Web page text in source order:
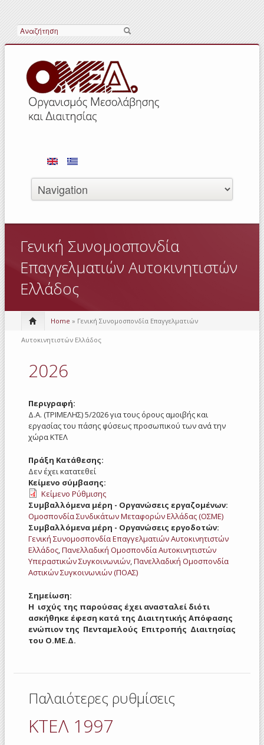
Search
Γενική Συνομοσπονδία
Επαγγελματιών Αυτοκινητιστών
Ελλάδος
Home » Γενική Συνομοσπονδία Επαγγελματιών
Αυτοκινητιστών Ελλάδος
2026
Περιγραφή:
Δ.Α. (ΤΡΙΜΕΛΗΣ) 5/2026 για τους όρους αμοιβής και
εργασίας του πάσης φύσεως προσωπικού των ανά την
χώρα ΚΤΕΛ
Πράξη Κατάθεσης:
Δεν έχει κατατεθεί
Κείμενο σύμβασης:
Κείμενο Ρύθμισης
Συμβαλλόμενα μέρη - Οργανώσεις εργαζομένων:
Ομοσπονδία Συνδικάτων Μεταφορών Ελλάδας (ΟΣΜΕ)
Συμβαλλόμενα μέρη - Οργανώσεις εργοδοτών:
Γενική Συνομοσπονδία Επαγγελματιών Αυτοκινητιστών
Ελλάδος,Πανελλαδική Ομοσπονδία Αυτοκινητιστών
Υπεραστικών Συγκοινωνιών,Πανελλαδική Ομοσπονδία
Αστικών Συγκοινωνιών (ΠΟΑΣ)
Σημείωση:
Η ισχύς της παρούσας έχει ανασταλεί διότι
ασκήθηκε έφεση κατά της Διαιτητικής Απόφασης
ενώπιον της Πενταμελούς Επιτροπής Διαιτησίας
του Ο.ΜΕ.Δ.
Παλαιότερες ρυθμίσεις
ΚΤΕΛ 1997